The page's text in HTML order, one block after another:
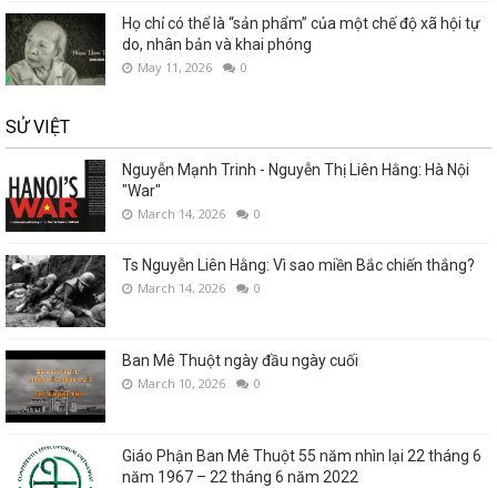
Họ chỉ có thể là “sản phẩm” của một chế độ xã hội tự
do, nhân bản và khai phóng
May 11, 2026 0
SỬ VIỆT
Nguyễn Mạnh Trinh - Nguyễn Thị Liên Hằng: Hà Nội
"War"
March 14, 2026 0
Ts Nguyễn Liên Hằng: Vì sao miền Bắc chiến thắng?
March 14, 2026 0
Ban Mê Thuột ngày đầu ngày cuối
March 10, 2026 0
Giáo Phận Ban Mê Thuột 55 năm nhìn lại 22 tháng 6
năm 1967 – 22 tháng 6 năm 2022